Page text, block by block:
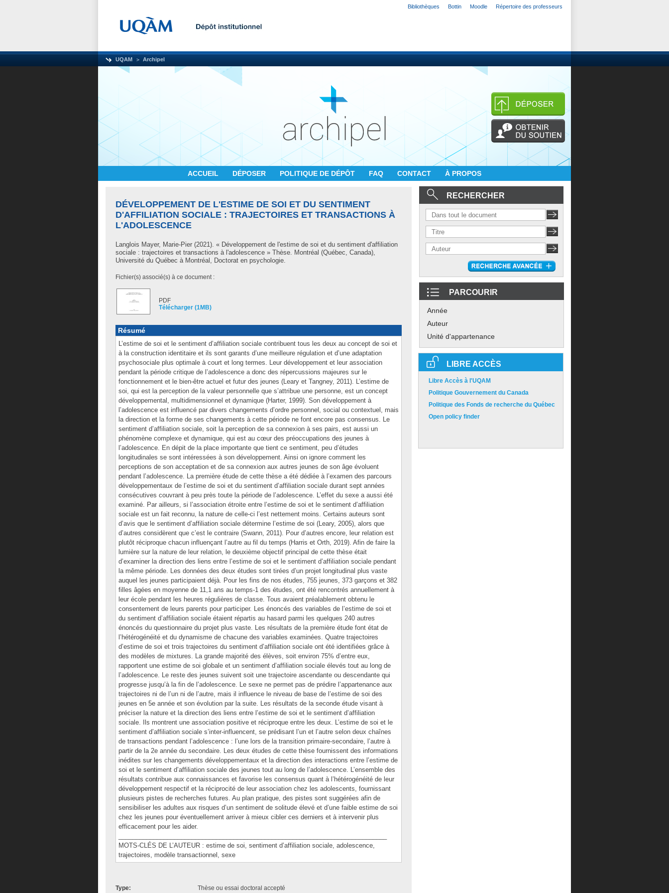
Bibliothèques Bottin Moodle Répertoire des professeurs
UQAM Archipel
ACCUEIL DÉPOSER POLITIQUE DE DÉPÔT FAQ CONTACT À PROPOS
DÉVELOPPEMENT DE L'ESTIME DE SOI ET DU SENTIMENT
D'AFFILIATION SOCIALE : TRAJECTOIRES ET TRANSACTIONS À
L'ADOLESCENCE
Langlois Mayer, Marie-Pier (2021). « Développement de l'estime de soi et du sentiment d'affiliation
sociale : trajectoires et transactions à l'adolescence » Thèse. Montréal (Québec, Canada),
Université du Québec à Montréal, Doctorat en psychologie.
Fichier(s) associé(s) à ce document :
PDF
Télécharger (1MB)
Résumé
L’estime de soi et le sentiment d’affiliation sociale contribuent tous les deux au concept de soi et
à la construction identitaire et ils sont garants d’une meilleure régulation et d’une adaptation
psychosociale plus optimale à court et long termes. Leur développement et leur association
pendant la période critique de l’adolescence a donc des répercussions majeures sur le
fonctionnement et le bien-être actuel et futur des jeunes (Leary et Tangney, 2011). L’estime de
soi, qui est la perception de la valeur personnelle que s’attribue une personne, est un concept
développemental, multidimensionnel et dynamique (Harter, 1999). Son développement à
l’adolescence est influencé par divers changements d’ordre personnel, social ou contextuel, mais
la direction et la forme de ses changements à cette période ne font encore pas consensus. Le
sentiment d’affiliation sociale, soit la perception de sa connexion à ses pairs, est aussi un
phénomène complexe et dynamique, qui est au cœur des préoccupations des jeunes à
l’adolescence. En dépit de la place importante que tient ce sentiment, peu d’études
longitudinales se sont intéressées à son développement. Ainsi on ignore comment les
perceptions de son acceptation et de sa connexion aux autres jeunes de son âge évoluent
pendant l’adolescence. La première étude de cette thèse a été dédiée à l’examen des parcours
développementaux de l’estime de soi et du sentiment d’affiliation sociale durant sept années
consécutives couvrant à peu près toute la période de l’adolescence. L’effet du sexe a aussi été
examiné. Par ailleurs, si l’association étroite entre l’estime de soi et le sentiment d’affiliation
sociale est un fait reconnu, la nature de celle-ci l’est nettement moins. Certains auteurs sont
d’avis que le sentiment d’affiliation sociale détermine l’estime de soi (Leary, 2005), alors que
d’autres considèrent que c’est le contraire (Swann, 2011). Pour d’autres encore, leur relation est
plutôt réciproque chacun influençant l’autre au fil du temps (Harris et Orth, 2019). Afin de faire la
lumière sur la nature de leur relation, le deuxième objectif principal de cette thèse était
d’examiner la direction des liens entre l’estime de soi et le sentiment d’affiliation sociale pendant
la même période. Les données des deux études sont tirées d’un projet longitudinal plus vaste
auquel les jeunes participaient déjà. Pour les fins de nos études, 755 jeunes, 373 garçons et 382
filles âgées en moyenne de 11,1 ans au temps-1 des études, ont été rencontrés annuellement à
leur école pendant les heures régulières de classe. Tous avaient préalablement obtenu le
consentement de leurs parents pour participer. Les énoncés des variables de l’estime de soi et
du sentiment d’affiliation sociale étaient répartis au hasard parmi les quelques 240 autres
énoncés du questionnaire du projet plus vaste. Les résultats de la première étude font état de
l’hétérogénéité et du dynamisme de chacune des variables examinées. Quatre trajectoires
d’estime de soi et trois trajectoires du sentiment d’affiliation sociale ont été identifiées grâce à
des modèles de mixtures. La grande majorité des élèves, soit environ 75% d’entre eux,
rapportent une estime de soi globale et un sentiment d’affiliation sociale élevés tout au long de
l’adolescence. Le reste des jeunes suivent soit une trajectoire ascendante ou descendante qui
progresse jusqu’à la fin de l’adolescence. Le sexe ne permet pas de prédire l’appartenance aux
trajectoires ni de l’un ni de l’autre, mais il influence le niveau de base de l’estime de soi des
jeunes en 5e année et son évolution par la suite. Les résultats de la seconde étude visant à
préciser la nature et la direction des liens entre l’estime de soi et le sentiment d’affiliation
sociale. Ils montrent une association positive et réciproque entre les deux. L’estime de soi et le
sentiment d’affiliation sociale s’inter-influencent, se prédisant l’un et l’autre selon deux chaînes
de transactions pendant l’adolescence : l’une lors de la transition primaire-secondaire, l’autre à
partir de la 2e année du secondaire. Les deux études de cette thèse fournissent des informations
inédites sur les changements développementaux et la direction des interactions entre l’estime de
soi et le sentiment d’affiliation sociale des jeunes tout au long de l’adolescence. L’ensemble des
résultats contribue aux connaissances et favorise les consensus quant à l’hétérogénéité de leur
développement respectif et la réciprocité de leur association chez les adolescents, fournissant
plusieurs pistes de recherches futures. Au plan pratique, des pistes sont suggérées afin de
sensibiliser les adultes aux risques d’un sentiment de solitude élevé et d’une faible estime de soi
chez les jeunes pour éventuellement arriver à mieux cibler ces derniers et à intervenir plus
efficacement pour les aider.
MOTS-CLÉS DE L’AUTEUR : estime de soi, sentiment d’affiliation sociale, adolescence,
trajectoires, modèle transactionnel, sexe
Type: Thèse ou essai doctoral accepté
RECHERCHER
PARCOURIR
Année
Auteur
Unité d'appartenance
LIBRE ACCÈS
Libre Accès à l'UQAM
Politique Gouvernement du Canada
Politique des Fonds de recherche du Québec
Open policy finder